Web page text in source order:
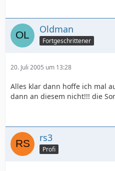
Oldman
Fortgeschrittener
20. Juli 2005 um 13:28
Alles klar dann hoffe ich mal
dann an diesem nicht!!! die
rs3
Profi